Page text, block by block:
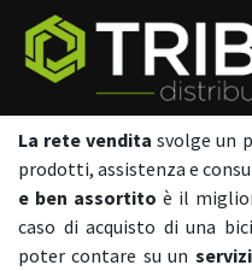
Passa al contenuto
La rete vendita svolge un
prodotti, assistenza e
e ben assortito è il
caso di acquisto di una
poter contare su un